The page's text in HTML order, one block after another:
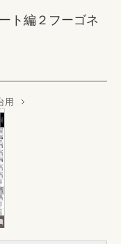
ト編２フーゴネ
用